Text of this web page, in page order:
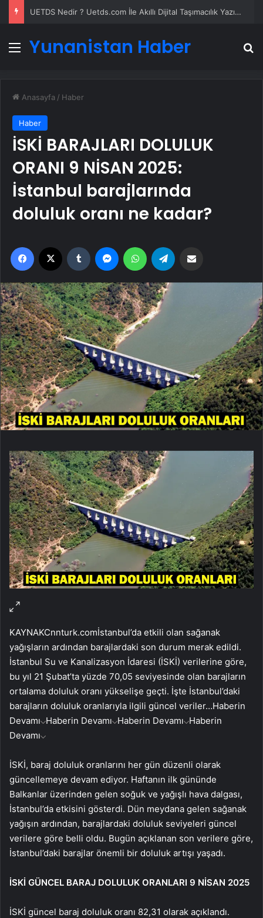
UETDS Nedir ? Uetds.com İle Akıllı Dijital Taşımacılık Yazılımı
Menü
Yunanistan Haber
Anasayfa / Haber
Haber
İSKİ BARAJLARI DOLULUK
ORANI 9 NİSAN 2025:
İstanbul barajlarında
doluluk oranı ne kadar?
Facebook Tumblr MessengerWhatsApp
KAYNAKCnnturk.comİstanbul’da etkili olan sağanak
yağışların ardından barajlardaki son durum merak edildi.
İstanbul Su ve Kanalizasyon İdaresi (İSKİ) verilerine göre,
bu yıl 21 Şubat’ta yüzde 70,05 seviyesinde olan barajların
ortalama doluluk oranı yükselişe geçti. İşte İstanbul’daki
barajların doluluk oranlarıyla ilgili güncel veriler…Haberin
Devamı Haberin Devamı Haberin Devamı Haberin
Devamı
İSKİ, baraj doluluk oranlarını her gün düzenli olarak
güncellemeye devam ediyor. Haftanın ilk gününde
Balkanlar üzerinden gelen soğuk ve yağışlı hava dalgası,
İstanbul’da etkisini gösterdi. Dün meydana gelen sağanak
yağışın ardından, barajlardaki doluluk seviyeleri güncel
verilere göre belli oldu. Bugün açıklanan son verilere göre,
İstanbul’daki barajlar önemli bir doluluk artışı yaşadı.
İSKİ GÜNCEL BARAJ DOLULUK ORANLARI 9 NİSAN 2025
İSKİ güncel baraj doluluk oranı 82,31 olarak açıklandı.